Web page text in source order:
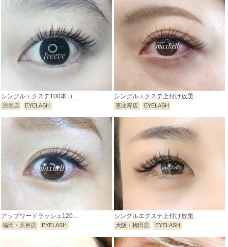
シングルエクステ100本コ…
渋谷店 EYELASH
シングルエクステ上付け放題
恵比寿店 EYELASH
アップワードラッシュ120…
福岡・天神店 EYELASH
シングルエクステ上付け放題
大阪・梅田店 EYELASH